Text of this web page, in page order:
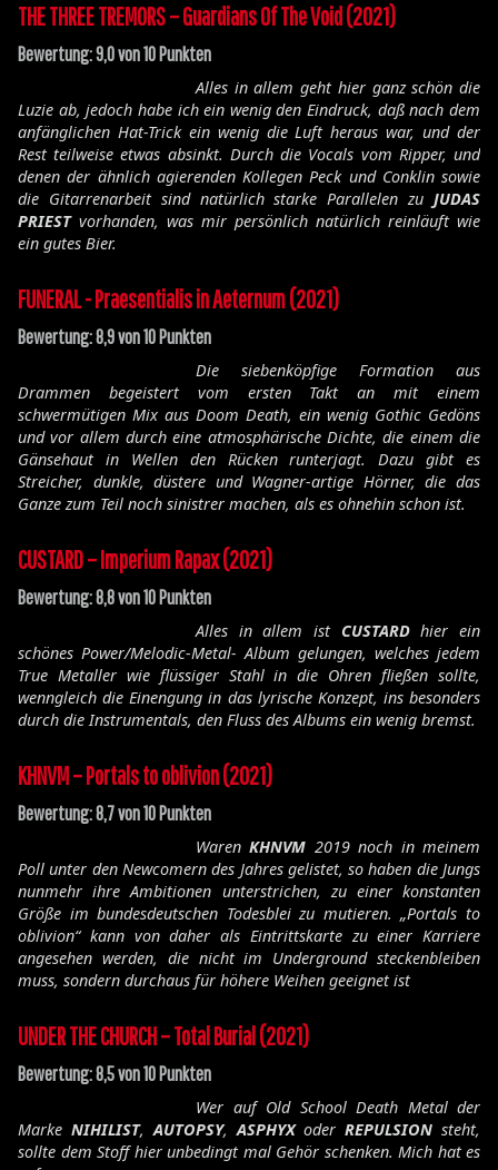
THE THREE TREMORS – Guardians Of The Void (2021)
Bewertung: 9,0 von 10 Punkten
Alles in allem geht hier ganz schön die
Luzie ab, jedoch habe ich ein wenig den Eindruck, daß nach dem
anfänglichen Hat-Trick ein wenig die Luft heraus war, und der
Rest teilweise etwas absinkt. Durch die Vocals vom Ripper, und
denen der ähnlich agierenden Kollegen Peck und Conklin sowie
die Gitarrenarbeit sind natürlich starke Parallelen zu JUDAS
PRIESTvorhanden, was mir persönlich natürlich reinläuft wie
ein gutes Bier.
FUNERAL - Praesentialis in Aeternum (2021)
Bewertung: 8,9 von 10 Punkten
Die siebenköpfige Formation aus
Drammen begeistert vom ersten Takt an mit einem
schwermütigen Mix aus Doom Death, ein wenig Gothic Gedöns
und vor allem durch eine atmosphärische Dichte, die einem die
Gänsehaut in Wellen den Rücken runterjagt. Dazu gibt es
Streicher, dunkle, düstere und Wagner-artige Hörner, die das
Ganze zum Teil noch sinistrer machen, als es ohnehin schon ist.
CUSTARD – Imperium Rapax (2021)
Bewertung: 8,8 von 10 Punkten
Alles in allem ist CUSTARDhier ein
schönes Power/Melodic-Metal- Album gelungen, welches jedem
True Metaller wie flüssiger Stahl in die Ohren fließen sollte,
wenngleich die Einengung in das lyrische Konzept, ins besonders
durch die Instrumentals, den Fluss des Albums ein wenig bremst.
KHNVM – Portals to oblivion (2021)
Bewertung: 8,7 von 10 Punkten
WarenKHNVM 2019 noch in meinem
Poll unter den Newcomern des Jahres gelistet, so haben die Jungs
nunmehr ihre Ambitionen unterstrichen, zu einer konstanten
Größe im bundesdeutschen Todesblei zu mutieren. „Portals to
oblivion“ kann von daher als Eintrittskarte zu einer Karriere
angesehen werden, die nicht im Underground steckenbleiben
muss, sondern durchaus für höhere Weihen geeignet ist
UNDER THE CHURCH – Total Burial (2021)
Bewertung: 8,5 von 10 Punkten
Wer auf Old School Death Metal der
Marke NIHILIST,AUTOPSY,ASPHYXoderREPULSION steht,
sollte dem Stoff hier unbedingt mal Gehör schenken. Mich hat es